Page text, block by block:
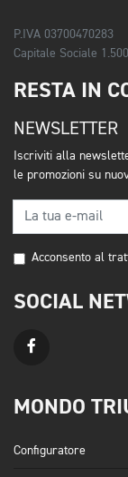
P.IVA 03700470283
Capitale Sociale
RESTA IN
NEWSLETTER
Iscriviti alla
le promozioni su
Acconsento al
SOCIAL
MONDO
Configuratore